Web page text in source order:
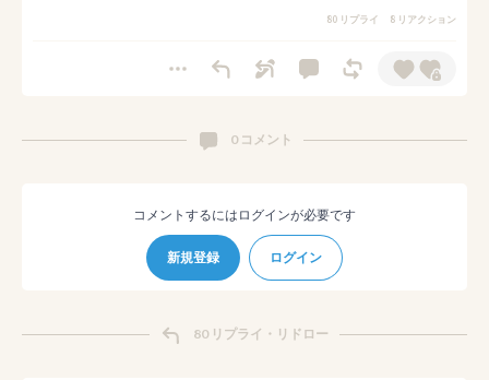
80 リプライ 8 リアクション
0 コメント
コメントするにはログインが必要です
新規登録 ログイン
80 リプライ・リドロー